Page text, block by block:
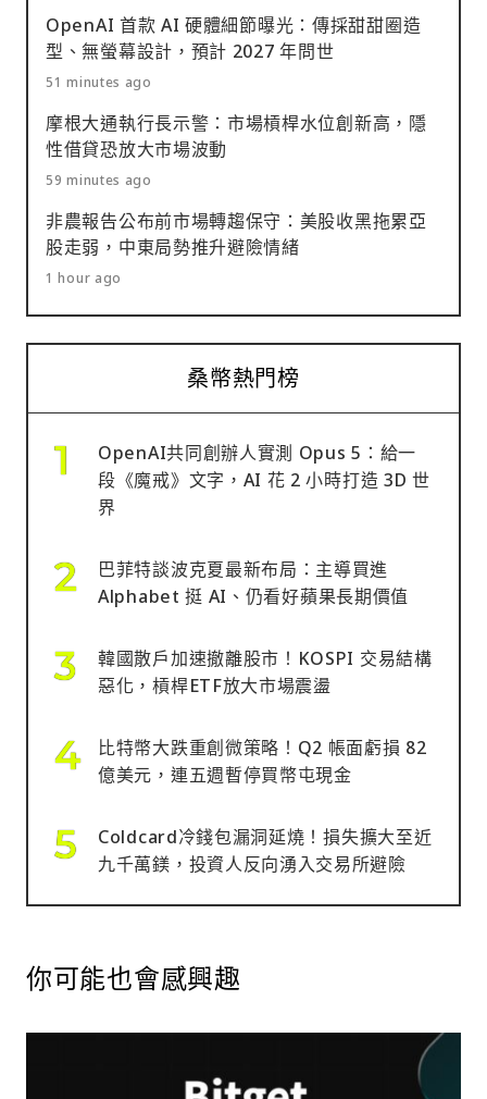
OpenAI 首款 AI 硬體細節曝光：傳採甜甜圈造
型、無螢幕設計，預計 2027 年問世
51 minutes ago
摩根大通執行長示警：市場槓桿水位創新高，隱
性借貸恐放大市場波動
59 minutes ago
非農報告公布前市場轉趨保守：美股收黑拖累亞
股走弱，中東局勢推升避險情緒
1 hour ago
桑幣熱門榜
OpenAI共同創辦人實測 Opus 5：給一
段《魔戒》文字，AI 花 2 小時打造 3D 世
界
巴菲特談波克夏最新布局：主導買進
Alphabet 挺 AI、仍看好蘋果長期價值
韓國散戶加速撤離股市！KOSPI 交易結構
惡化，槓桿ETF放大市場震盪
比特幣大跌重創微策略！Q2 帳面虧損 82
億美元，連五週暫停買幣屯現金
Coldcard冷錢包漏洞延燒！損失擴大至近
九千萬鎂，投資人反向湧入交易所避險
你可能也會感興趣